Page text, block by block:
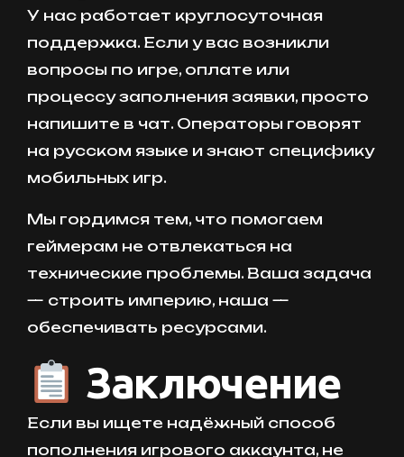
У нас работает круглосуточная
поддержка. Если у вас возникли
вопросы по игре, оплате или
процессу заполнения заявки, просто
напишите в чат. Операторы говорят
на русском языке и знают специфику
мобильных игр.
Мы гордимся тем, что помогаем
геймерам не отвлекаться на
технические проблемы. Ваша задача
— строить империю, наша —
обеспечивать ресурсами.
Заключение
Если вы ищете надёжный способ
пополнения игрового аккаунта, не